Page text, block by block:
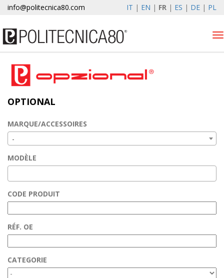
info@politecnica80.com IT | EN | FR | ES | DE | PL
Elewind
Enregistrement de la
Societe
News
OPTIONAL
MARQUE/ACCESSOIRES
-
MODÈLE
CODE PRODUIT
RÉF. OE
CATEGORIE